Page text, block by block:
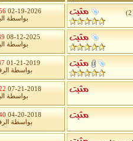
2
)
02-19-2026
بواسطة
08-12-2025
بواسطة
01-21-2019
بواسطة
07-21-2018
بواسطة
04-20-2018
بواسطة